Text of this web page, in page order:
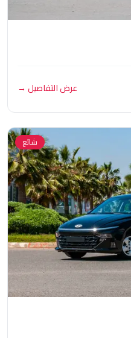
عرض التفاصيل→
شائع